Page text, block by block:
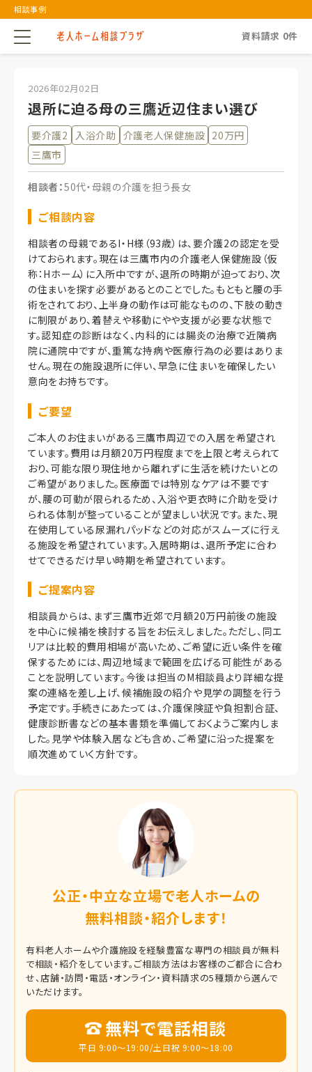
相談事例
資料請求 0件
2026年02月02日
退所に迫る母の三鷹近辺住まい選び
要介護2 入浴介助 介護老人保健施設 20万円
三鷹市
相談者：50代・母親の介護を担う長女
ご相談内容
相談者の母親であるI・H様（93歳）は、要介護2の認定を受
けておられます。現在は三鷹市内の介護老人保健施設（仮
称：Hホーム）に入所中ですが、退所の時期が迫っており、次
の住まいを探す必要があるとのことでした。もともと腰の手
術をされており、上半身の動作は可能なものの、下肢の動き
に制限があり、着替えや移動にやや支援が必要な状態で
す。認知症の診断はなく、内科的には腸炎の治療で近隣病
院に通院中ですが、重篤な持病や医療行為の必要はありま
せん。現在の施設退所に伴い、早急に住まいを確保したい
意向をお持ちです。
ご要望
ご本人のお住まいがある三鷹市周辺での入居を希望され
ています。費用は月額20万円程度までを上限と考えられて
おり、可能な限り現住地から離れずに生活を続けたいとの
ご希望がありました。医療面では特別なケアは不要です
が、腰の可動が限られるため、入浴や更衣時に介助を受け
られる体制が整っていることが望ましい状況です。また、現
在使用している尿漏れパッドなどの対応がスムーズに行え
る施設を希望されています。入居時期は、退所予定に合わ
せてできるだけ早い時期を希望されています。
ご提案内容
相談員からは、まず三鷹市近郊で月額20万円前後の施設
を中心に候補を検討する旨をお伝えしました。ただし、同エ
リアは比較的費用相場が高いため、ご希望に近い条件を確
保するためには、周辺地域まで範囲を広げる可能性がある
ことを説明しています。今後は担当のM相談員より詳細な提
案の連絡を差し上げ、候補施設の紹介や見学の調整を行う
予定です。手続きにあたっては、介護保険証や負担割合証、
健康診断書などの基本書類を準備しておくようご案内しま
した。見学や体験入居なども含め、ご希望に沿った提案を
順次進めていく方針です。
公正・中立な立場で老人ホームの
無料相談・紹介します！
有料老人ホームや介護施設を経験豊富な専門の相談員が無料
で相談・紹介をしています。 ご相談方法はお客様のご都合に合わ
せ、店舗・訪問・電話・オンライン・資料請求の5種類から選んで
いただけます。
無料で電話相談
平日 9:00～19:00/土日祝 9:00～18:00